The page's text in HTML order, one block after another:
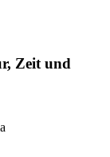
Zeit und